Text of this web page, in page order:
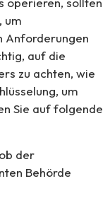
um
Anforderungen
auf die
zu achten, wie
um
Sie auf folgende
der
Behörde